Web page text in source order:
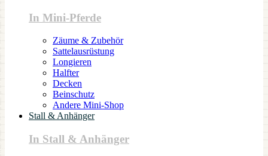
In Mini-Pferde
Zäume & Zubehör
Sattelausrüstung
Longieren
Halfter
Decken
Beinschutz
Andere Mini-Shop
Stall & Anhänger
In Stall & Anhänger